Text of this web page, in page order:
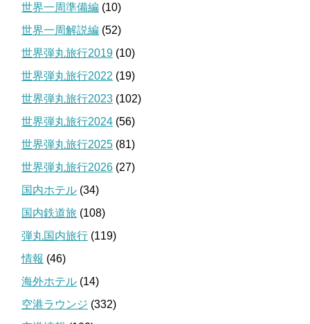
世界一周準備編 (10)
世界一周解説編 (52)
世界弾丸旅行2019 (10)
世界弾丸旅行2022 (19)
世界弾丸旅行2023 (102)
世界弾丸旅行2024 (56)
世界弾丸旅行2025 (81)
世界弾丸旅行2026 (27)
国内ホテル (34)
国内鉄道旅 (108)
弾丸国内旅行 (119)
情報 (46)
海外ホテル (14)
空港ラウンジ (332)